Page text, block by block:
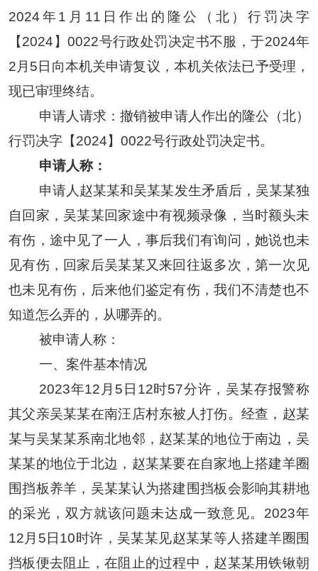
2024年1月11日作出的隆公（北）行罚决字
【2024】0022号行政处罚决定书不服，于2024年
2月5日向本机关申请复议，本机关依法已予受理，
现已审理终结。
申请人请求：撤销被申请人作出的隆公（北）
行罚决字【2024】0022号行政处罚决定书。
申请人称：
申请人 赵某某和吴某某发生矛盾后， 吴某某独
自回家， 吴某某回家途中有视频录像，当时额头未
有伤，途中见了一人，事后我们有询问，她说也未
见有伤，回家后吴某某又来回往返多次，第一次见
也未见有伤，后来他们鉴定有伤，我们不清楚也不
知道怎么弄的，从哪弄的。
被申请人称：
一、案件基本情况
2023年12月5日12时57分许，吴某存报警称
其父亲吴某某在南汪店村东被人打伤。经查， 赵某
某与吴某某系南北地邻， 赵某某的地位于南边， 吴
某某的地位于北边， 赵某某要在自家地上搭建羊圈
围挡板养羊， 吴某某认为搭建围挡板会影响其耕地
的采光，双方就该问题未达成一致意见。 2023年
12月5日10时许， 吴某某 见赵某某等人搭建羊圈围
挡板便去阻止，在阻止的过程中， 赵某某用铁锹朝